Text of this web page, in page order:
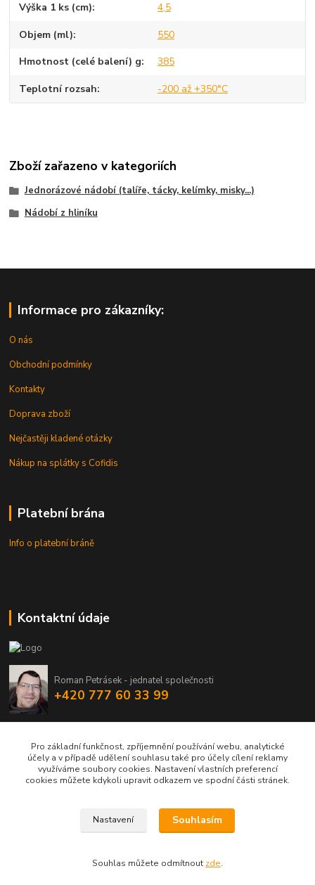
Výška 1 ks (cm) 4,5
Objem (ml) 550
Hmotnost (celé balení) g 385
Teplotní rozsah -200 až +350°C
Zboží zařazeno v kategoriích
Jednorázové nádobí (talíře, tácky, kelímky, misky...)
Nádobí z hliníku
Informace pro zákazníky:
O nás
Obchodní podmínky
Kontakty
Doprava zboží
Nejčastěji kladené otázky
Nákup na splátky s Cofidis
Platební brána
Info o platební bráně
Kontaktní údaje
Roman Petrásek - jednatel společnosti
+420 777 60 33 99
Upravit sběr cookies.
Pro základní funkčnost, zpříjemnění používání webu, analytické
účely a v případě udělení souhlasu také pro účely cílení reklamy
využíváme soubory cookies. Nastavení vlastních preferencí
cookies můžete kdykoli upravit odkazem ve spodní části stránek.
Nastavení Souhlasím
Souhlas můžete odmítnout zde.